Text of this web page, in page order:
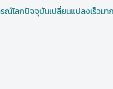
โลกปัจจุบันเปลี่ยนแปลงเร็วมา